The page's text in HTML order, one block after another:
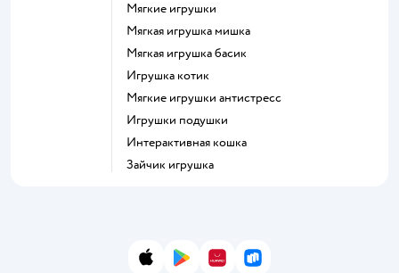
Мягкие игрушки
Мягкая игрушка мишка
Мягкая игрушка басик
Игрушка котик
Мягкие игрушки антистресс
Игрушки подушки
Интерактивная кошка
Зайчик игрушка
App StoreGoogle Play
AppGallery
RuStore